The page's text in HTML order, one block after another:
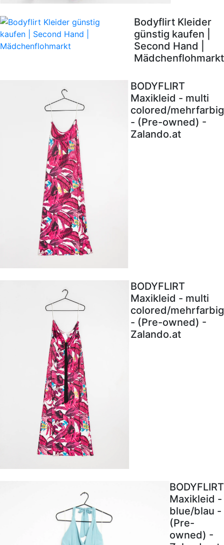
Bodyflirt Kleider
günstig kaufen |
Second Hand |
Mädchenflohmarkt
BODYFLIRT
Maxikleid - multi
colored/mehrfarbig
- (Pre-owned) -
Zalando.at
BODYFLIRT
Maxikleid - multi
colored/mehrfarbig
- (Pre-owned) -
Zalando.at
BODYFLIRT
Maxikleid -
blue/blau -
(Pre-
owned) -